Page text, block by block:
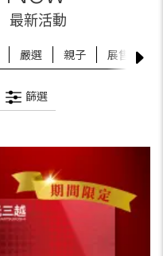
最新活動
嚴選 親子 展售
篩選